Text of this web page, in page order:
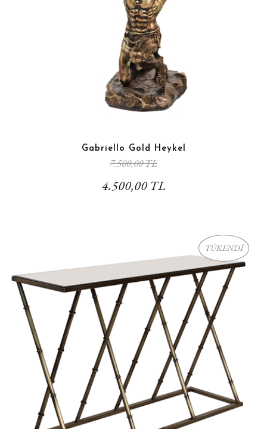
Gabriello Gold Heykel
7.500,00 TL
4.500,00 TL
TÜKENDİ